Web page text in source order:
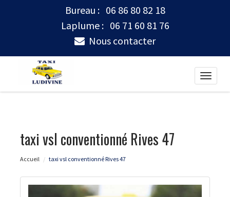
Bureau : 06 86 80 82 18
Laplume : 06 71 60 81 76
Nous contacter
Toggle
taxi vsl conventionné Rives 47
Accueil taxi vsl conventionné Rives 47